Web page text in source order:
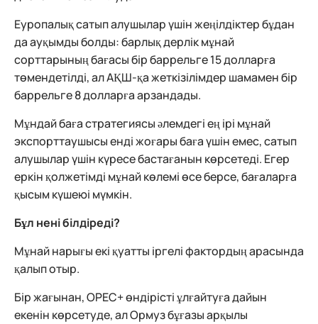
Еуропалық сатып алушылар үшін жеңілдіктер бұдан
да ауқымды болды: барлық дерлік мұнай
сорттарының бағасы бір баррельге 15 долларға
төмендетілді, ал АҚШ-қа жеткізілімдер шамамен бір
баррельге 8 долларға арзандады.
Мұндай баға стратегиясы әлемдегі ең ірі мұнай
экспорттаушысы енді жоғары баға үшін емес, сатып
алушылар үшін күресе бастағанын көрсетеді. Егер
еркін қолжетімді мұнай көлемі өсе берсе, бағаларға
қысым күшеюі мүмкін.
Бұл нені білдіреді?
Мұнай нарығы екі қуатты іргелі фактордың арасында
қалып отыр.
Бір жағынан, OPEC+ өндірісті ұлғайтуға дайын
екенін көрсетуде, ал Ормуз бұғазы арқылы